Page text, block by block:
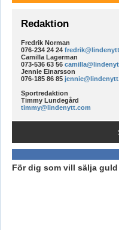
Redaktion
Fredrik Norman
076-234 24 24
Camilla Lagerman
073-536 63 56
Jennie Einarsson
076-185 86 85
Sportredaktion
Timmy Lundegård
timmy@lindenytt.com
För dig som vill sälja